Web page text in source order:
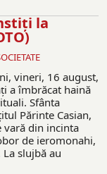
la
vineri, 16 august,
a îmbrăcat haină
Sfânta
Părinte Casian,
vară din incinta
de ieromonahi,
slujbă au